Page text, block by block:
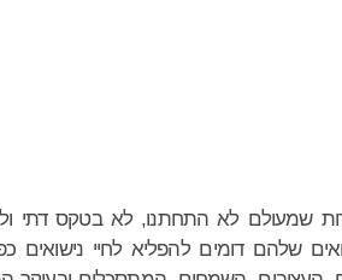
שמעולם לא התחתנו, לא בטקס דתי
שלהם דומים להפליא לחיי נישואים